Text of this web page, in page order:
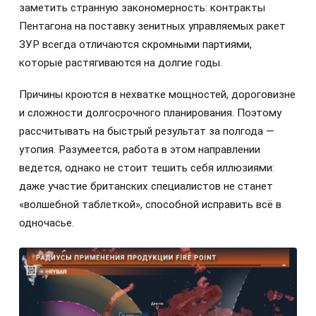
заметить странную закономерность: контракты
Пентагона на поставку зенитных управляемых ракет
ЗУР всегда отличаются скромными партиями,
которые растягиваются на долгие годы.
Причины кроются в нехватке мощностей, дороговизне
и сложности долгосрочного планирования. Поэтому
рассчитывать на быстрый результат за полгода —
утопия. Разумеется, работа в этом направлении
ведется, однако не стоит тешить себя иллюзиями:
даже участие британских специалистов не станет
«волшебной таблеткой», способной исправить всё в
одночасье.